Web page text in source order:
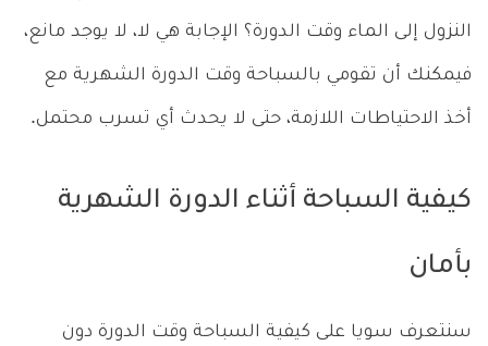
النزول إلى الماء وقت الدورة؟ الإجابة هي لا، لا يوجد مانع،
فيمكنك أن تقومي بالسباحة وقت الدورة الشهرية مع
أخذ الاحتياطات اللازمة، حتى لا يحدث أي تسرب محتمل.
كيفية السباحة أثناء الدورة الشهرية
بأمان
سنتعرف سويا على كيفية السباحة وقت الدورة دون